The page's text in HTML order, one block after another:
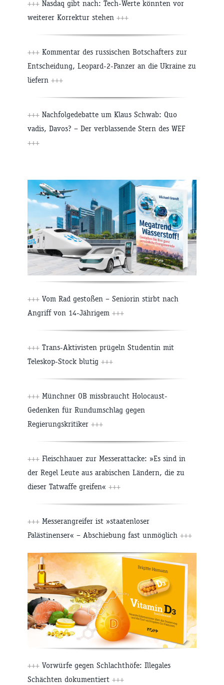
+++ Nasdaq gibt nach: Tech-Werte könnten vor
weiterer Korrektur stehen +++
+++ Kommentar des russischen Botschafters zur
Entscheidung, Leopard-2-Panzer an die Ukraine zu
liefern +++
+++ Nachfolgedebatte um Klaus Schwab: Quo
vadis, Davos? – Der verblassende Stern des WEF
+++
+++ Vom Rad gestoßen – Seniorin stirbt nach
Angriff von 14-Jährigem +++
+++ Trans-Aktivisten prügeln Studentin mit
Teleskop-Stock blutig +++
+++ Münchner OB missbraucht Holocaust-
Gedenken für Rundumschlag gegen
Regierungskritiker +++
+++ Fleischhauer zur Messerattacke: »Es sind in
der Regel Leute aus arabischen Ländern, die zu
dieser Tatwaffe greifen« +++
+++ Messerangreifer ist »staatenloser
Palästinenser« – Abschiebung fast unmöglich +++
+++ Vorwürfe gegen Schlachthöfe: Illegales
Schächten dokumentiert +++